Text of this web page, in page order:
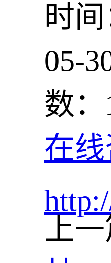
时
05-
数：
在
上一